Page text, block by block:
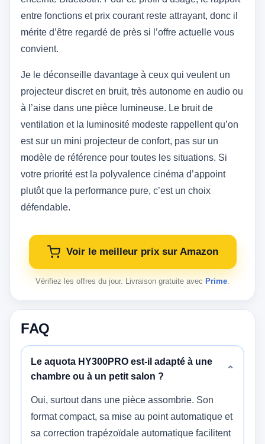
entre fonctions et prix courant reste attrayant, donc il
mérite d’être regardé de près si l’offre actuelle vous
convient.
Je le déconseille davantage à ceux qui veulent un
projecteur discret en bruit, très autonome en audio ou
à l’aise dans une pièce lumineuse. Le bruit de
ventilation et la luminosité modeste rappellent qu’on
est sur un mini projecteur de confort, pas sur un
modèle de référence pour toutes les situations. Si
votre priorité est la polyvalence cinéma d’appoint
plutôt que la performance pure, c’est un choix
défendable.
Voir le meilleur prix sur Amazon
Vérifiez les offres du jour. Livraison gratuite avec Prime.
FAQ
Le aquota HY300PRO est-il adapté à une
chambre ou à un petit salon ?
⌄
Oui, surtout dans une pièce assombrie. Son
format compact, sa mise au point automatique et
sa correction trapézoïdale automatique facilitent